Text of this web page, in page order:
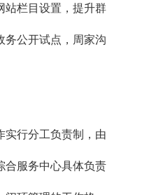
站栏目设置，提升群
务公开试点，周家沟
实行分工负责制，由
合服务中心具体负责